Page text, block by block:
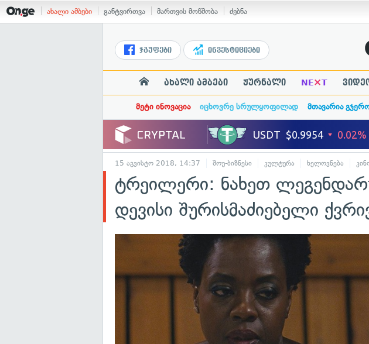
ახალი ამბები განტვირთვა მართვის მოწმობა ძებნა
ჯგუფები ინვესტიციები
ახალი ამბები ჟურნალი NE×T
მეტი ინოვაცია იცხოვრე სრულყოფილად მთავარია
15 აგვისტო 2018, 14:37 შოუ-ბიზნესი კულტურა ხელოვნება
ტრეილერი: ნახეთ
დევისი შურისმაძიებელი